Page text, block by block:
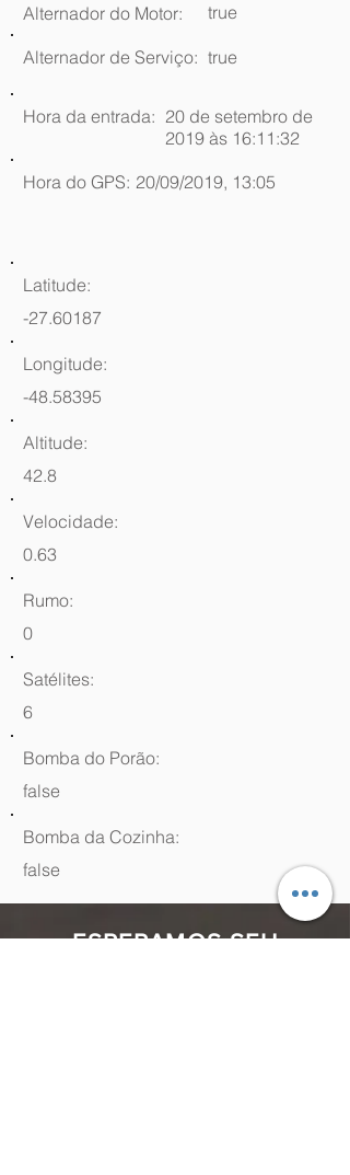
Alternador do Motor: true
Alternador de Serviço: true
Hora da entrada: 20 de setembro de
2019 às 16:11:32
Hora do GPS: 20/09/2019, 13:05
Latitude:
-27.60187
Longitude:
-48.58395
Altitude:
42.8
Velocidade:
0.63
Rumo:
0
Satélites:
6
Bomba do Porão:
false
Bomba da Cozinha:
false
ESPERAMOS SEU